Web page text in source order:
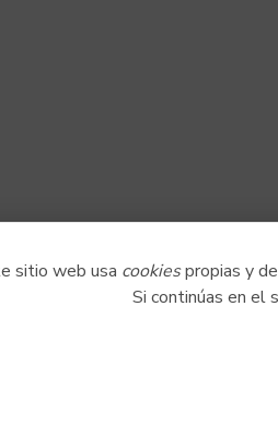
sitio web usa cookiespropias y
Si continúas en el